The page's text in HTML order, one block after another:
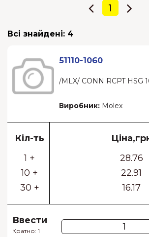
1
Всі знайдені: 4
51110-1060
/MLX/ CONN RCPT HSG
Виробник: Molex
Кіл-ть
1 +
10 +
30 +
28.76
22.91
16.17
Ввести
Кратно: 1